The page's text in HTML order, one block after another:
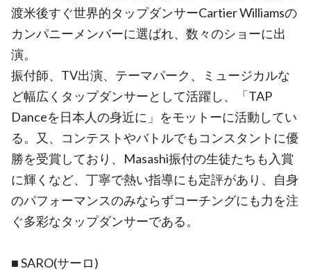
渡米後すぐ世界的タップダンサーCartier Williamsの
カンパニーメンバーに選ばれ、数々のショーに出
演。
振付師、TV出演、テーマパーク、ミュージカルな
ど幅広くタップダンサーとして活躍し、「TAP
Danceを日本人の身近に」をモットーに活動してい
る。又、コンテストやバトルでもコンスタントに優
勝を受賞しており、Masashi振付の生徒たちも入賞
に輝くなど、丁寧で熱い指導にも定評があり、自身
のパフォーマンスのみならずコーチングにも力を注
ぐ多彩なタップダンサーである。
■ SARO(サーロ)